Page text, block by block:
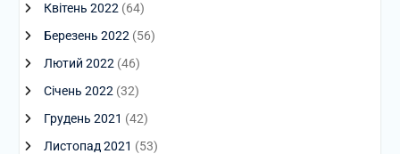
Квітень 2022 (64)
Березень 2022 (56)
Лютий 2022 (46)
Січень 2022 (32)
Грудень 2021 (42)
Листопад 2021 (53)